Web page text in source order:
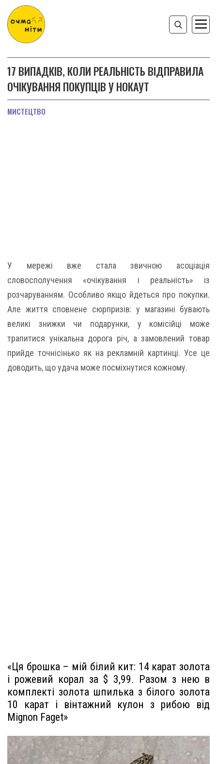
17 ВИПАДКІВ, КОЛИ РЕАЛЬНІСТЬ ВІДПРАВИЛА
ОЧІКУВАННЯ ПОКУПЦІВ У НОКАУТ
МИСТЕЦТВО
У мережі вже стала звичною асоціація
словосполучення «очікування і реальність» із
розчаруванням. Особливо якщо йдеться про покупки.
Але життя сповнене сюрпризів: у магазині бувають
великі знижки чи подарунки, у комісійці може
трапитися унікальна дорога річ, а замовлений товар
прийде точнісінько як на рекламній картинці. Усе це
доводить, що удача може посміхнутися кожному.
«Ця брошка – мій білий кит: 14 карат золота
і рожевий корал за $ 3,99. Разом з нею в
комплекті золота шпилька з білого золота
10 карат і вінтажний кулон з рибою від
Mignon Faget»